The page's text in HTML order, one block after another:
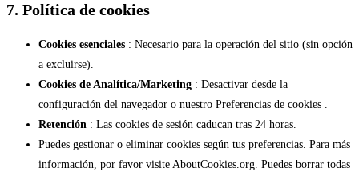
7. Política de cookies
Cookies esenciales : Necesario para la operación del sitio (sin opción
a excluirse).
Cookies de Analítica/Marketing : Desactivar desde la
configuración del navegador o nuestro Preferencias de cookies .
Retención : Las cookies de sesión caducan tras 24 horas.
Puedes gestionar o eliminar cookies según tus preferencias. Para más
información, por favor visite AboutCookies.org. Puedes borrar todas